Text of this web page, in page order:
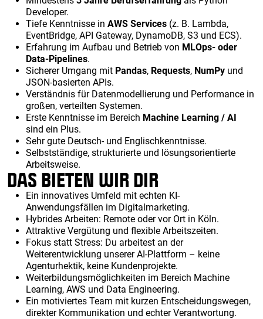
Developer.
Tiefe Kenntnisse in AWS Services (z. B. Lambda,
EventBridge, API Gateway, DynamoDB, S3 und ECS).
Erfahrung im Aufbau und Betrieb von MLOps- oder
Data-Pipelines.
Sicherer Umgang mit Pandas, Requests, NumPy und
JSON-basierten APIs.
Verständnis für Datenmodellierung und Performance in
großen, verteilten Systemen.
Erste Kenntnisse im Bereich Machine Learning / AI
sind ein Plus.
Sehr gute Deutsch- und Englischkenntnisse.
Selbstständige, strukturierte und lösungsorientierte
Arbeitsweise.
DAS BIETEN WIR DIR
Ein innovatives Umfeld mit echten KI-
Anwendungsfällen im Digitalmarketing.
Hybrides Arbeiten: Remote oder vor Ort in Köln.
Attraktive Vergütung und flexible Arbeitszeiten.
Fokus statt Stress: Du arbeitest an der
Weiterentwicklung unserer AI-Plattform – keine
Agenturhektik, keine Kundenprojekte.
Weiterbildungsmöglichkeiten im Bereich Machine
Learning, AWS und Data Engineering.
Ein motiviertes Team mit kurzen Entscheidungswegen,
direkter Kommunikation und echter Verantwortung.